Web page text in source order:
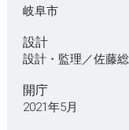
岐阜市
設計
設計・監理／佐藤
開庁
2021年5月